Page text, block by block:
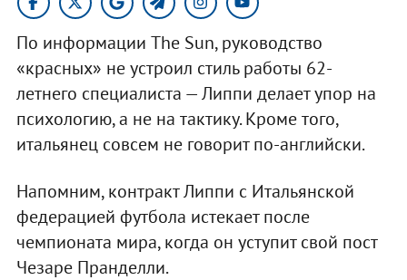
По информации The Sun, руководство
«красных» не устроил стиль работы 62-
летнего специалиста — Липпи делает упор на
психологию, а не на тактику. Кроме того,
итальянец совсем не говорит по-английски.
Напомним, контракт Липпи с Итальянской
федерацией футбола истекает после
чемпионата мира, когда он уступит свой пост
Чезаре Пранделли.